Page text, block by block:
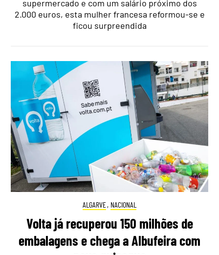
supermercado e com um salário próximo dos
2.000 euros, esta mulher francesa reformou-se e
ficou surpreendida
ALGARVE, NACIONAL
Volta já recuperou 150 milhões de
embalagens e chega a Albufeira com